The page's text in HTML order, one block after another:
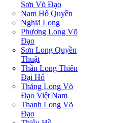
Sơn Võ Đạo
Nam Hổ Quyền
Nghiã Long
Phượng Long Võ
Đạo
Sơn Long Quyền
Thuật
Thần Long Thiên
Ðại Hổ
Thăng Long Võ
Đạo Việt Nam
Thanh Long Võ
Đạo